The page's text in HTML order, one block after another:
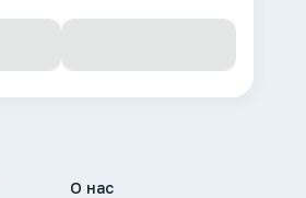
О нас